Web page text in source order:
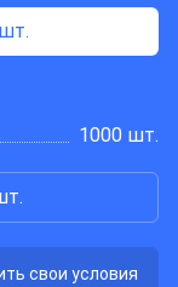
1000 шт.
свои условия